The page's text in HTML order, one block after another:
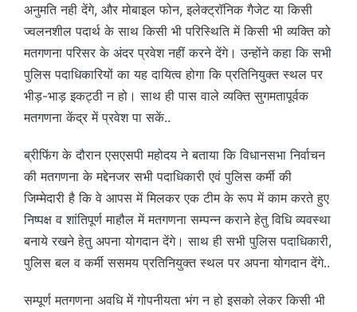
अनुमति नही देंगे, और मोबाइल फोन, इलेक्ट्रॉनिक गैजेट या किसी
ज्वलनशील पदार्थ के साथ किसी भी परिस्थिति में किसी भी व्यक्ति को
मतगणना परिसर के अंदर प्रवेश नहीं करने देंगे। उन्होंने कहा कि सभी
पुलिस पदाधिकारियों का यह दायित्व होगा कि प्रतिनियुक्त स्थल पर
भीड़-भाड़ इकट्ठी न हो। साथ ही पास वाले व्यक्ति सुगमतापूर्वक
मतगणना केंद्र में प्रवेश पा सकें..
ब्रीफिंग के दौरान एसएसपी महोदय ने बताया कि विधानसभा निर्वाचन
की मतगणना के मद्देनजर सभी पदाधिकारी एवं पुलिस कर्मी की
जिम्मेदारी है कि वे आपस में मिलकर एक टीम के रूप में काम करते हुए
निष्पक्ष व शांतिपूर्ण माहौल में मतगणना सम्पन्न कराने हेतु विधि व्यवस्था
बनाये रखने हेतु अपना योगदान देंगे। साथ ही सभी पुलिस पदाधिकारी,
पुलिस बल व कर्मी ससमय प्रतिनियुक्त स्थल पर अपना योगदान देंगे..
सम्पूर्ण मतगणना अवधि में गोपनीयता भंग न हो इसको लेकर किसी भी